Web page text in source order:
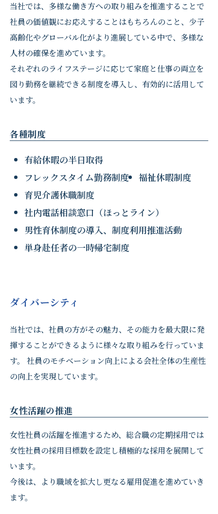
当社では、多様な働き方への取り組みを推進することで
社員の価値観にお応えすることはもちろんのこと、少子
高齢化やグローバル化がより進展している中で、多様な
人材の確保を進めています。
それぞれのライフステージに応じて家庭と仕事の両立を
図り勤務を継続できる制度を導入し、有効的に活用して
います。
各種制度
有給休暇の半日取得
フレックスタイム勤務制度
福祉休暇制度
育児介護休職制度
社内電話相談窓口（ほっとライン）
男性育休制度の導入、制度利用推進活動
単身赴任者の一時帰宅制度
ダイバーシティ
当社では、社員の方がその魅力、その能力を最大限に発
揮することができるように様々な取り組みを行っていま
す。 社員のモチベーション向上による会社全体の生産性
の向上を実現しています。
女性活躍の推進
女性社員の活躍を推進するため、総合職の定期採用では
女性社員の採用目標数を設定し積極的な採用を展開して
います。
今後は、より職域を拡大し更なる雇用促進を進めていき
ます。